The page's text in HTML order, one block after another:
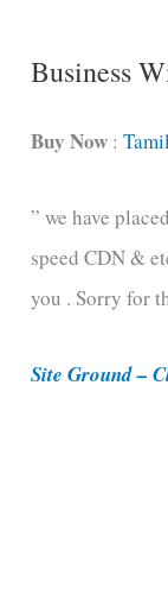
C
t
g
o
r
e
Business
Buy Now :
” we have
speed CDN &
you . Sorry for
Site Ground –